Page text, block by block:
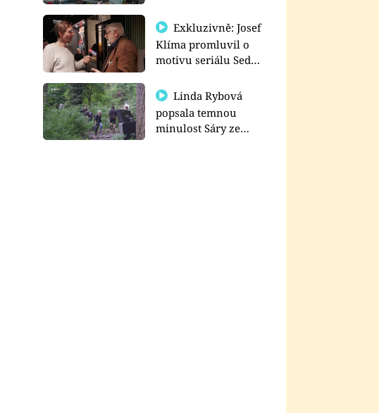
prima+
Exkluzivně: Josef
Klíma promluvil o
motivu seriálu Sedm
Linda Rybová
popsala temnou
minulost Sáry ze